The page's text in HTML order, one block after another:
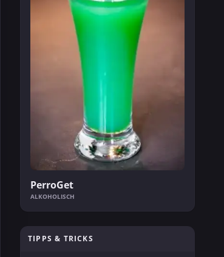
PerroGet
ALKOHOLISCH
TIPPS & TRICKS